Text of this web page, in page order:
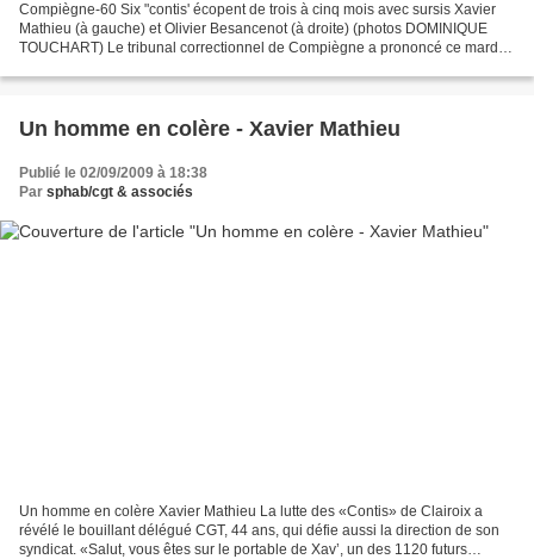
Compiègne-60 Six "contis' écopent de trois à cinq mois avec sursis Xavier
Mathieu (à gauche) et Olivier Besancenot (à droite) (photos DOMINIQUE
TOUCHART) Le tribunal correctionnel de Compiègne a prononcé ce mardi
Un homme en colère - Xavier Mathieu
Publié le 02/09/2009 à 18:38
Par sphab/cgt & associés
Un homme en colère Xavier Mathieu La lutte des «Contis» de Clairoix a
révélé le bouillant délégué CGT, 44 ans, qui défie aussi la direction de son
syndicat. «Salut, vous êtes sur le portable de Xav’, un des 1120 futurs